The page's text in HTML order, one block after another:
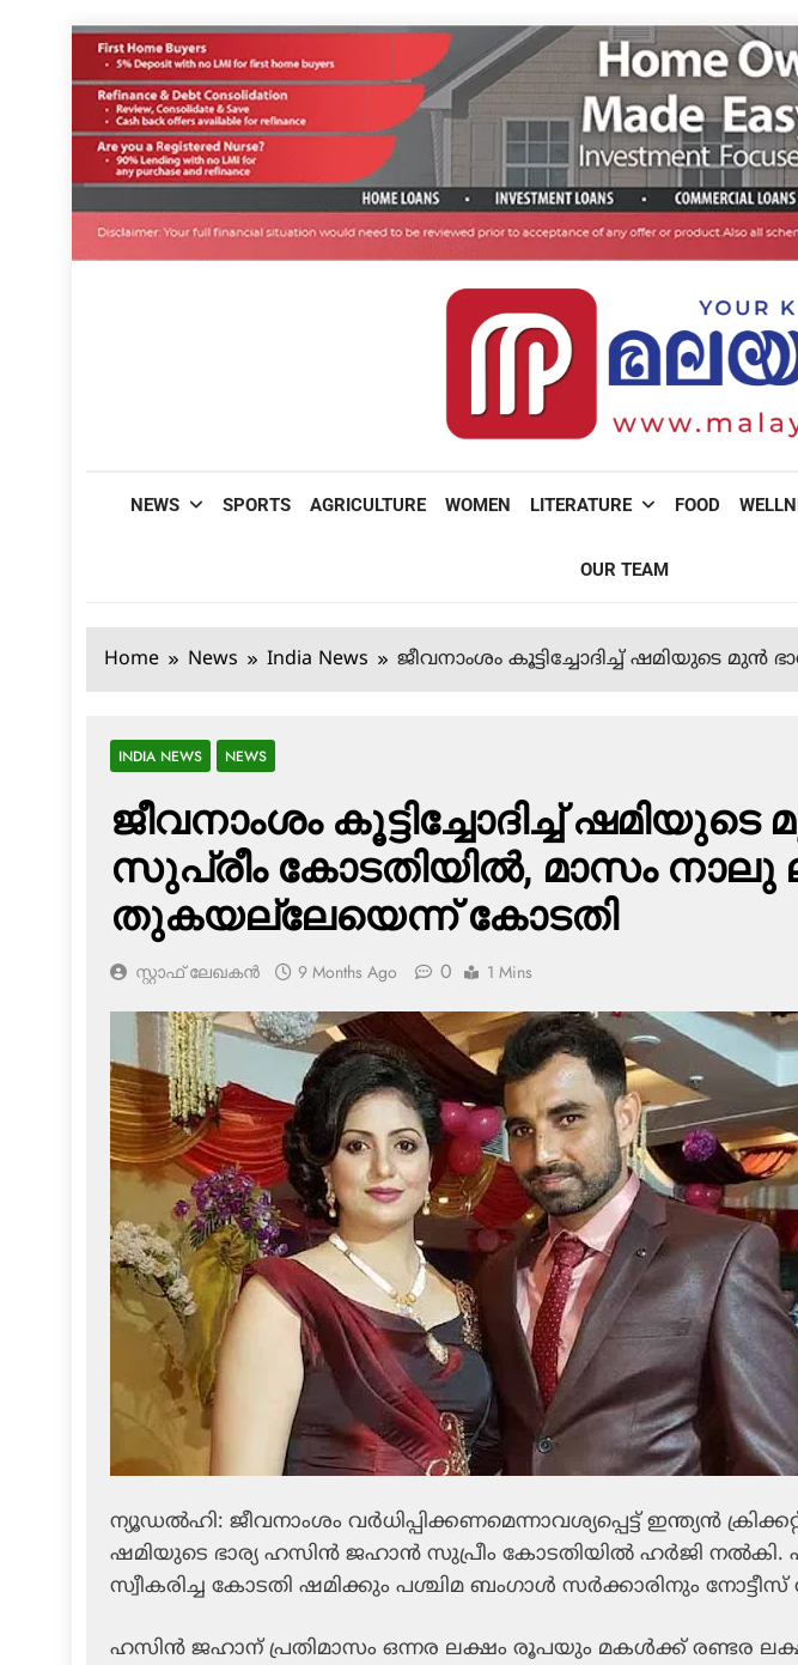
Skip
content
NEWS SPORTS AGRICULTURE WOMEN LITERATURE FOOD
OUR TEAM
Home News India News ജീവനാംശം കൂട്ടിച്ചോദിച്ച് ഷമിയുടെ
INDIA NEWS NEWS
ജീവനാംശം കൂട്ടിച്ചോദിച്ച്
സുപ്രീം കോടതിയില്‍, മാസം നാലു
തുകയല്ലേയെന്ന് കോടതി
സ്റ്റാഫ് ലേഖകൻ 9 Months Ago 0 1 Mins
ന്യൂഡല്‍ഹി: ജീവനാംശം വര്‍ധിപ്പിക്കണമെന്നാവശ്യപ്പെട്ട് ഇന്ത്യന്‍
ഷമിയുടെ ഭാര്യ ഹസിന്‍ ജഹാന്‍ സുപ്രീം കോടതിയില്‍ ഹര്‍ജി
സ്വീകരിച്ച കോടതി ഷമിക്കും പശ്ചിമ ബംഗാള്‍ സര്‍ക്കാരിനും
ഹസിന്‍ ജഹാന് പ്രതിമാസം ഒന്നര ലക്ഷം രൂപയും മകള്‍ക്ക് രണ്ടര